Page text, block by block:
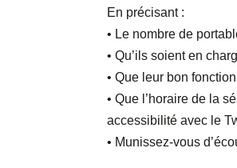
En précisant :
• Le nombre de
• Qu’ils soient en
• Que leur bon
• Que l’horaire de la
accessibilité avec le
• Munissez-vous